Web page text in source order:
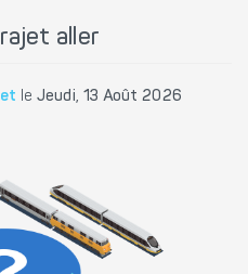
aller
le Jeudi, 13 Août 2026